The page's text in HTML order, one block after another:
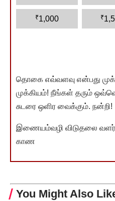
₹1,000 ₹
தொகை எவ்வளவு என்பது
முக்கியம்! நீங்கள் தரும்
சுடரை ஒளிர வைக்கும். நன்றி!
இணையம்வழி விடுதலை
காண
You Might Also